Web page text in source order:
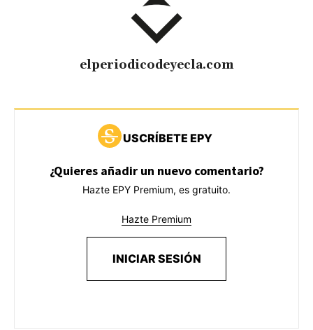
elperiodicodeyecla.com
USCRÍBETE EPY
¿Quieres añadir un nuevo comentario?
Hazte EPY Premium, es gratuito.
Hazte Premium
INICIAR SESIÓN